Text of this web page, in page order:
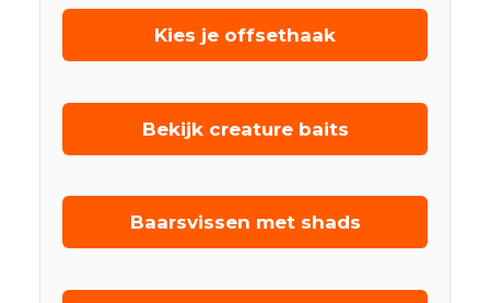
Kies je offsethaak
Bekijk creature baits
Baarsvissen met shads